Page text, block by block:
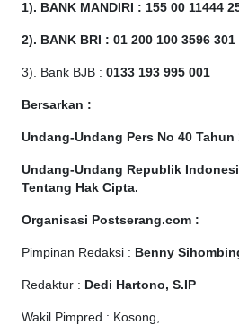
1). BANK MANDIRI : 155 00 11444
2). BANK BRI : 01 200 100 3596 301
3). Bank BJB : 0133 193 995 001
Bersarkan :
Undang-Undang Pers No 40 Tahun
Undang-Undang Republik
Tentang Hak Cipta.
Organisasi Postserang.com :
Pimpinan Redaksi : Benny
Redaktur : Dedi Hartono, S.IP
Wakil Pimpred : Kosong,